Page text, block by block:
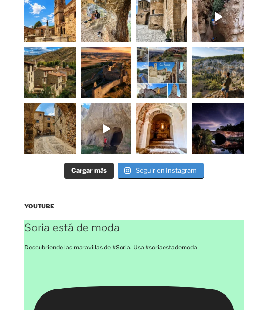
Cargar más Seguir en Instagram
YOUTUBE
Soria está de moda
Descubriendo las maravillas de #Soria. Usa #soriaestademoda